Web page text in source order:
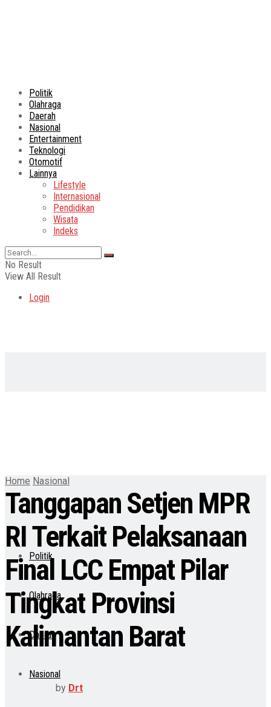
Politik
Olahraga
Daerah
Nasional
Entertainment
Teknologi
Otomotif
Lainnya
Lifestyle
Internasional
Pendidikan
Wisata
Indeks
No Result
View All Result
Login
Politik
Olahraga
Daerah
Nasional
Home Nasional
Tanggapan Setjen MPR
RI Terkait Pelaksanaan
Final LCC Empat Pilar
Tingkat Provinsi
Kalimantan Barat
by Drt